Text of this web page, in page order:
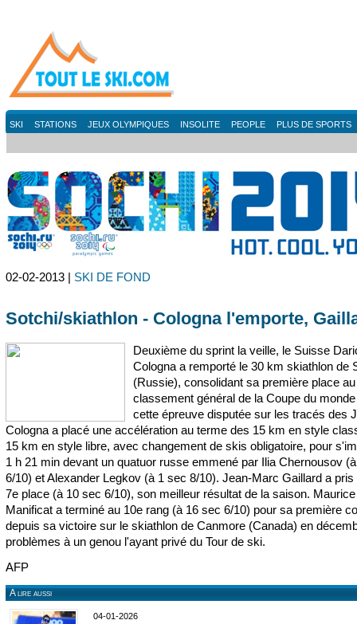
SKI STATIONS JEUX OLYMPIQUES INSOLITE PEOPLE PLUS DE SPORTS
02-02-2013 | SKI DE FOND
Sotchi/skiathlon - Cologna l'emporte,
Deuxième du sprint la veille, le Suisse
Cologna a remporté le 30 km skiathlon de
(Russie), consolidant sa première place au
classement général de la Coupe du
cette épreuve disputée sur les tracés des
Cologna a placé une accélération au terme des 15 km en style
15 km en style libre, avec changement de skis obligatoire, pour
1 h 21 min devant un quatuor russe emmené par Ilia Chernousov
6/10) et Alexander Legkov (à 1 sec 8/10). Jean-Marc Gaillard a pris
7e place (à 10 sec 6/10), son meilleur résultat de la saison. Maurice
Manificat a terminé au 10e rang (à 16 sec 6/10) pour sa première
depuis sa victoire sur le skiathlon de Canmore (Canada) en
problèmes à un genou l'ayant privé du Tour de ski.
AFP
A lire aussi
04-01-2026